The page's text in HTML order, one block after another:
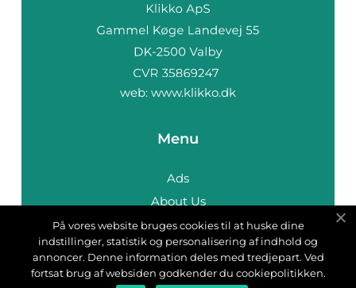
web: www.klikko.dk
Menu
Ads
About Us
Cookies
Contact
Sitemap
På vores website bruges cookies til at huske dine
indstillinger, statistik og personalisering af indhold og
annoncer. Denne information deles med tredjepart. Ved
fortsat brug af websiden godkender du cookiepolitikken.